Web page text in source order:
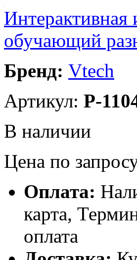
обучающий
Бренд: Vtech
Артикул: P-
В наличии
Цена по
Оплата:
карта,
оплата